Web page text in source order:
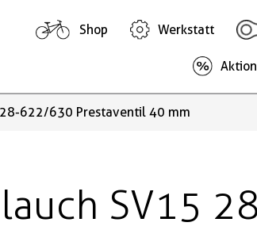
Shop Werkstatt
622/630 Prestaventil 40 mm
SV15